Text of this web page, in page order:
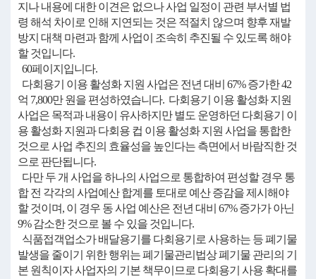
지나 내용에 대한 이견은 없으나 사업 일정이 관련 부서별 법
령 해석 차이로 인해 지연되는 것은 적절치 않으며 향후 재발
방지 대책 마련과 함께 사업이 조속히 추진될 수 있도록 해야
할 것입니다.
60페이지입니다.
다회용기 이용 활성화 지원 사업은 전년 대비 67% 증가한 42
억 7,800만 원을 편성하였습니다. 다회용기 이용 활성화 지원
사업은 목적과 내용이 유사하지만 별도 운영하던 다회용기 이
용 활성화 지원과 다회용 컵 이용 활성화 지원 사업을 통합한
것으로 사업 추진의 효율성을 높인다는 측면에서 바람직한 것
으로 판단됩니다.
다만 두 개 사업을 하나의 사업으로 통합하여 편성할 경우 통
합 전 각각의 사업예산 합계를 토대로 예산 증감을 제시해야
할 것이며, 이 경우 동 사업 예산은 전년 대비 67% 증가가 아닌
9% 감소한 것으로 볼 수 있을 것입니다.
식품접객업소가 배달용기를 다회용기로 사용하는 등 폐기물
발생을 줄이기 위한 행위는 폐기물관리법상 폐기물 관리의 기
본 원칙이자 사업자의 기본 책무이므로 다회용기 사용 확대를